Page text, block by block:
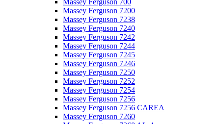
Massey Ferguson 700
Massey Ferguson 7200
Massey Ferguson 7238
Massey Ferguson 7240
Massey Ferguson 7242
Massey Ferguson 7244
Massey Ferguson 7245
Massey Ferguson 7246
Massey Ferguson 7250
Massey Ferguson 7252
Massey Ferguson 7254
Massey Ferguson 7256
Massey Ferguson 7256 CAREA
Massey Ferguson 7260